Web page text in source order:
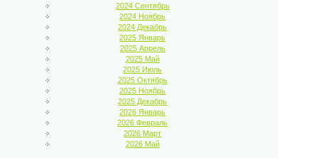
2024 Сентябрь
2024 Ноябрь
2024 Декабрь
2025 Январь
2025 Апрель
2025 Май
2025 Июль
2025 Октябрь
2025 Ноябрь
2025 Декабрь
2026 Январь
2026 Февраль
2026 Март
2026 Май